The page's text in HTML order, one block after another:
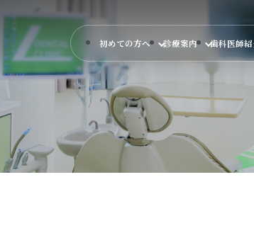
初めての方へ 診療案内 歯科医師